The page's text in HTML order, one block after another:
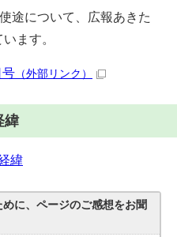
途について、広報あきた
ます。
号 （外部リンク）
緯
緯
に、ページのご感想をお聞